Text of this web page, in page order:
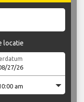
locatie